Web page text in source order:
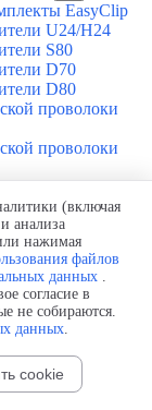
EasyClip
U24/H24
S80
D70
D80
проволоки
проволоки
проволоки
проволоки
проволоки
для
(включая
анализа
нажимая
файлов
данных .
согласие в
не собираются.
данных.
cookie